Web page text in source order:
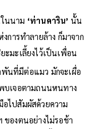
นนาม ‘ท่านคาริน’ นั้น
การทำลายล้าง ก็มาจาก
ะมะเลี้ยงไว้เป็นเพื่อน
พันที่มีต่อแมว มักจะเผื่อ
บเจอตามถนนหนทาง
ไปสัมผัสด้วยความ
ของตนอย่างไม่รอช้า